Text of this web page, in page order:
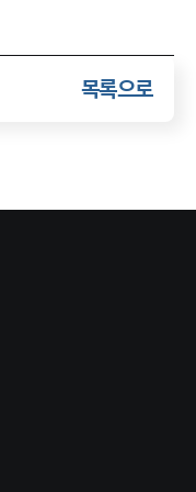
목록으로